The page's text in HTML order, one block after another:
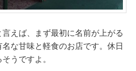
えば、まず最初に名前が上がる
な甘味と軽食のお店です。休日
うですよ。